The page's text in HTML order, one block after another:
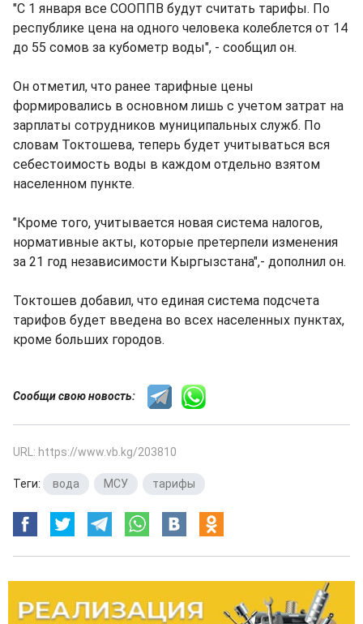
"С 1 января все СООППВ будут считать тарифы. По
республике цена на одного человека колеблется от 14
до 55 сомов за кубометр воды", - сообщил он.
Он отметил, что ранее тарифные цены
формировались в основном лишь с учетом затрат на
зарплаты сотрудников муниципальных служб. По
словам Токтошева, теперь будет учитываться вся
себестоимость воды в каждом отдельно взятом
населенном пункте.
"Кроме того, учитывается новая система налогов,
нормативные акты, которые претерпели изменения
за 21 год независимости Кыргызстана",- дополнил он.
Токтошев добавил, что единая система подсчета
тарифов будет введена во всех населенных пунктах,
кроме больших городов.
Сообщи свою новость:
URL: https://www.vb.kg/203810
Теги: вода МСУ тарифы